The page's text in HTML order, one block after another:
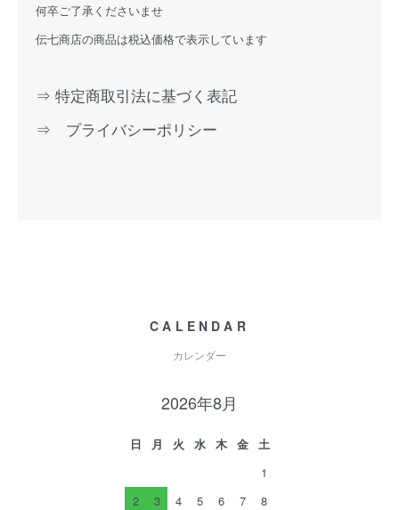
何卒ご了承くださいませ
伝七商店の商品は税込価格で表示しています
⇒ 特定商取引法に基づく表記
⇒ プライバシーポリシー
CALENDAR
カレンダー
2026年8月
日 月 火 水 木 金
土
1
2
3 4 5 6 7
8